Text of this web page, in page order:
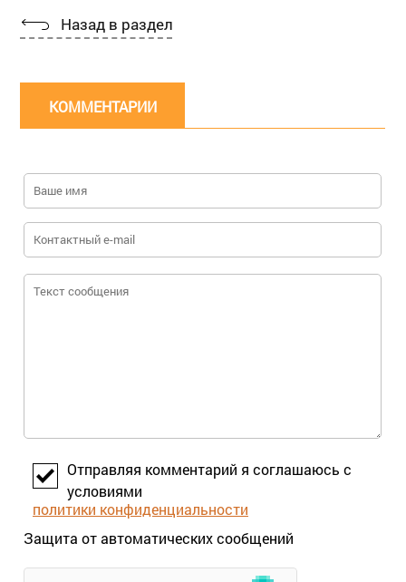
Назад в раздел
КОММЕНТАРИИ
Отправляя комментарий я соглашаюсь с
условиями
политики конфиденциальности
Защита от автоматических сообщений